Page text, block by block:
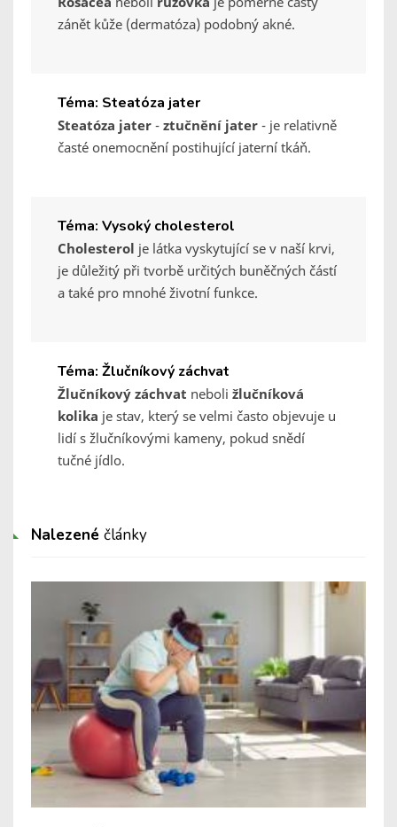
zánět kůže (dermatóza) podobný akné.
Téma: Steatóza jater
Steatóza jater - ztučnění jater - je relativně
časté onemocnění postihující jaterní tkáň.
Téma: Vysoký cholesterol
Cholesterol je látka vyskytující se v naší krvi,
je důležitý při tvorbě určitých buněčných částí
a také pro mnohé životní funkce.
Téma: Žlučníkový záchvat
Žlučníkový záchvat neboli žlučníková
kolika je stav, který se velmi často objevuje u
lidí s žlučníkovými kameny, pokud snědí
tučné jídlo.
Nalezené články